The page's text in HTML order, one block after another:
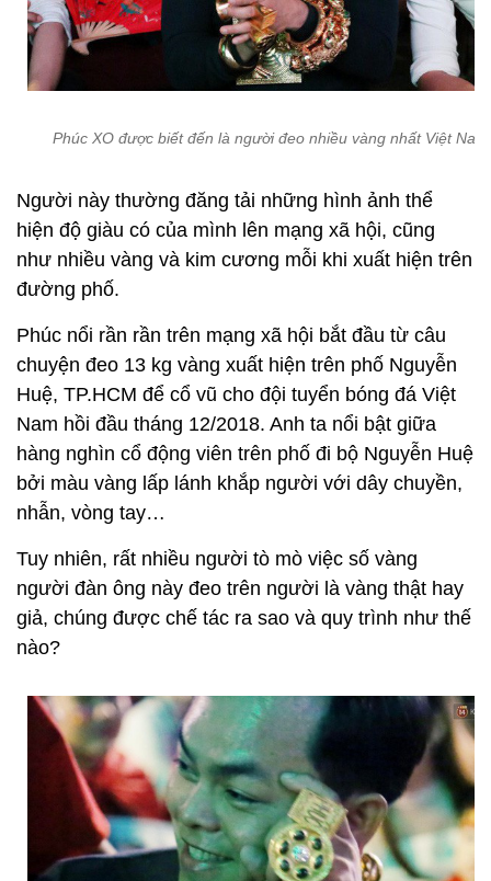
Phúc XO được biết đến là người đeo nhiều vàng nhất Việt
Người này thường đăng tải những hình ảnh thể
hiện độ giàu có của mình lên mạng xã hội, cũng
như nhiều vàng và kim cương mỗi khi xuất hiện trên
đường phố.
Phúc nổi rần rần trên mạng xã hội bắt đầu từ câu
chuyện đeo 13 kg vàng xuất hiện trên phố Nguyễn
Huệ, TP.HCM để cổ vũ cho đội tuyển bóng đá Việt
Nam hồi đầu tháng 12/2018. Anh ta nổi bật giữa
hàng nghìn cổ động viên trên phố đi bộ Nguyễn Huệ
bởi màu vàng lấp lánh khắp người với dây chuyền,
nhẫn, vòng tay…
Tuy nhiên, rất nhiều người tò mò việc số vàng
người đàn ông này đeo trên người là vàng thật hay
giả, chúng được chế tác ra sao và quy trình như thế
nào?